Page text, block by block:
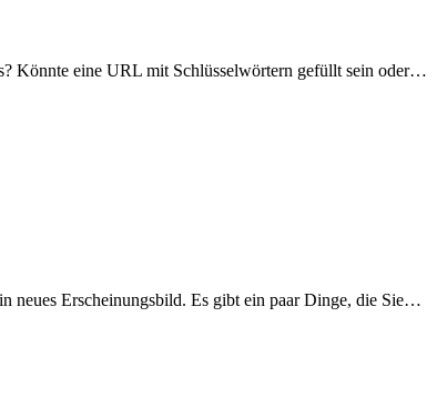
Könnte eine URL mit Schlüsselwörtern gefüllt sein oder…
neues Erscheinungsbild. Es gibt ein paar Dinge, die Sie…